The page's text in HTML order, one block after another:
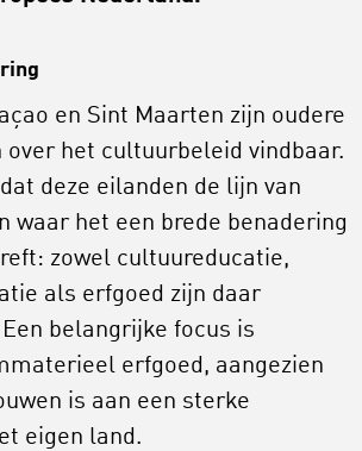
en Sint Maarten zijn oudere
over het cultuurbeleid vindbaar.
deze eilanden de lijn van
waar het een brede benadering
zowel cultuureducatie,
als erfgoed zijn daar
belangrijke focus is
erfgoed, aangezien
is aan een sterke
eigen land.